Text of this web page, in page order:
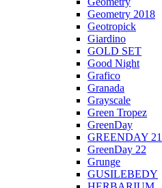
Geometry 2018
Geotropick
Giardino
GOLD SET
Good Night
Grafico
Granada
Grayscale
Green Tropez
GreenDay
GREENDAY 21
GreenDay 22
Grunge
GUSILEBEDY